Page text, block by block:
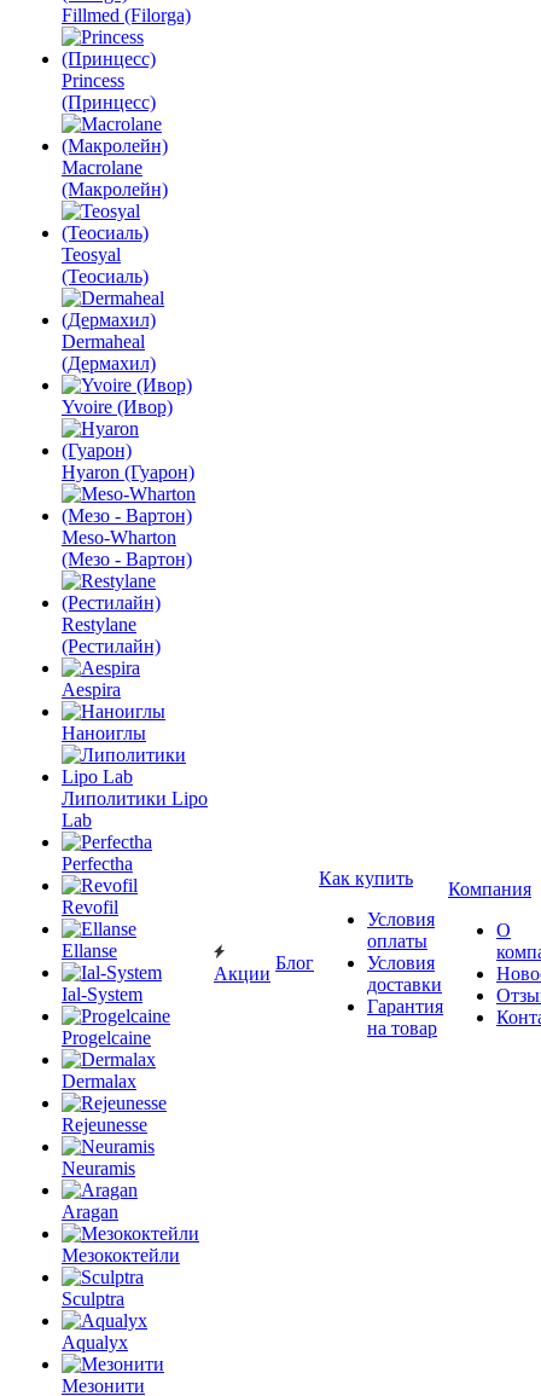
Fillmed (Filorga)
Princess
(Принцесс)
Macrolane
(Макролейн)
Teosyal
(Теосиаль)
Dermaheal
(Дермахил)
Yvoire (Ивор)
Hyaron (Гуарон)
Meso-Wharton
(Мезо - Вартон)
Restylane
(Рестилайн)
Aespira
Наноиглы
Липолитики Lipo
Lab
Perfectha
Revofil
Ellanse
Ial-System
Progelcaine
Dermalax
Rejeunesse
Neuramis
Aragan
Мезококтейли
Sculptra
Aqualyx
Мезонити
Акции
Блог
Как купить
Условия
оплаты
Условия
доставки
Гарантия
на товар
Компания
О